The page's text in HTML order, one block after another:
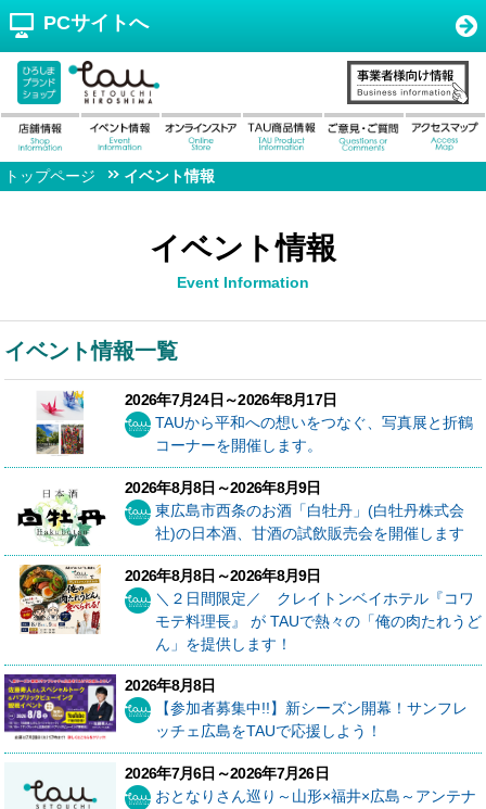
PCサイトへ
トップページ イベント情報
イベント情報
Event Information
イベント情報一覧
2026年7月24日～2026年8月17日
TAUから平和への想いをつなぐ、写真展と折鶴
コーナーを開催します。
2026年8月8日～2026年8月9日
東広島市西条のお酒「白牡丹」(白牡丹株式会
社)の日本酒、甘酒の試飲販売会を開催します
2026年8月8日～2026年8月9日
＼２日間限定／ クレイトンベイホテル『コワ
モテ料理長』 が TAUで熱々の「俺の肉たれうど
ん」を提供します！
2026年8月8日
【参加者募集中!!】新シーズン開幕！サンフレ
ッチェ広島をTAUで応援しよう！
2026年7月6日～2026年7月26日
おとなりさん巡り～山形×福井×広島～アンテナ